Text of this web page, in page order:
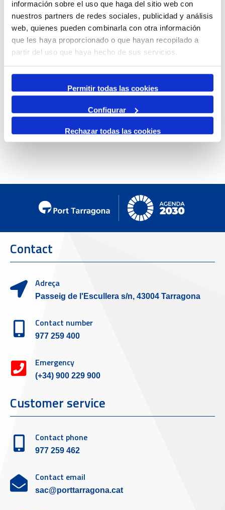
información sobre el uso que haga del sitio web con
nuestros partners de redes sociales, publicidad y análisis
web, quienes pueden combinarla con otra información
que les haya proporcionado o que hayan recopilado a
partir del uso que haya hecho de sus servicios.
Permitir todas las cookies
Configurar
Rechazar todas las cookies
By Month
Jump to month
Preceding Day
Monday, 13. January 2025
No events were found
Contact
Adreça
Passeig de l'Escullera s/n, 43004 Tarragona
Contact number
977 259 400
Emergency
(+34) 900 229 900
Customer service
Contact phone
977 259 462
Contact email
sac@porttarragona.cat